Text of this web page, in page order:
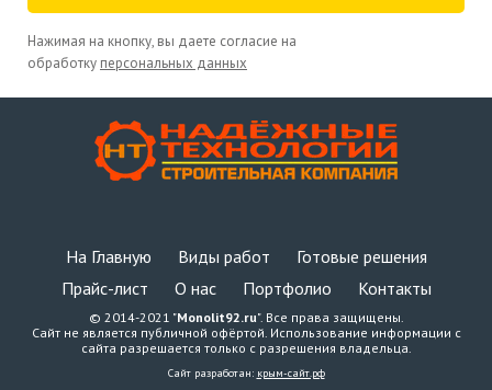
Нажимая на кнопку, вы даете согласие на
обработку персональных данных
На Главную Виды работ
Готовые решения
Прайс-лист
О нас Портфолио Контакты
© 2014-2021 "Monolit92.ru". Все права защищены.
Сайт не является публичной офёртой. Использование информации с
сайта разрешается только с разрешения владельца.
Сайт разработан: крым-сайт.рф